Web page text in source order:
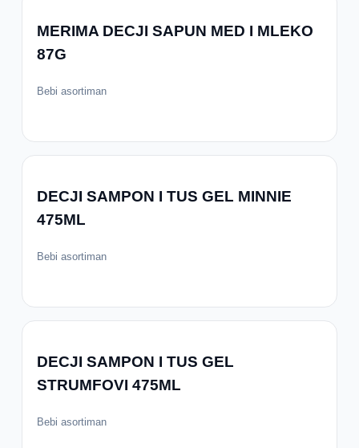
MERIMA DECJI SAPUN MED I MLEKO
87G
Bebi asortiman
DECJI SAMPON I TUS GEL MINNIE
475ML
Bebi asortiman
DECJI SAMPON I TUS GEL
STRUMFOVI 475ML
Bebi asortiman